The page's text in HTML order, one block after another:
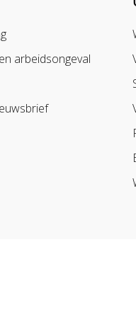
arbeidsongeval